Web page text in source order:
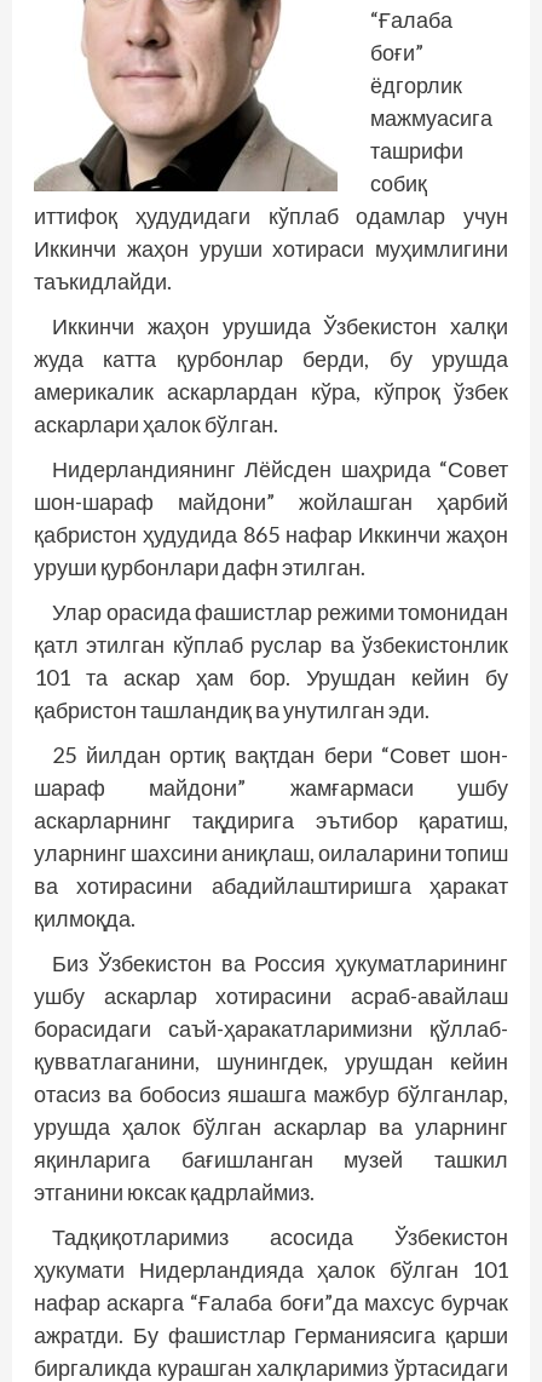
“Ғалаба
боғи”
ёдгорлик
маж­муасига
ташрифи
собиқ
иттифоқ ҳудудидаги кўп­лаб одамлар учун
Иккинчи жаҳон уруши хотираси муҳимлигини
таъкидлайди.
Иккинчи жаҳон урушида Ўзбекистон халқи
жуда катта қурбонлар берди, бу урушда
америкалик аскарлардан кўра, кўпроқ ўзбек
аскарлари ҳалок бўлган.
Нидерландиянинг Лёйсден шаҳрида “Совет
шон-шараф майдони” жойлашган ҳарбий
қабристон ҳудудида 865 нафар Иккинчи жаҳон
уруши қурбонлари дафн этилган.
Улар орасида фашистлар режими томонидан
қатл этилган кўп­лаб руслар ва ўзбекистонлик
101 та аскар ҳам бор. Урушдан кейин бу
қабристон ташландиқ ва унутилган эди.
25 йилдан ортиқ вақтдан бери “Совет шон-
шараф майдони” жамғармаси ушбу
аскарларнинг тақдирига эътибор қаратиш,
уларнинг шахсини аниқлаш, оилаларини топиш
ва хотирасини абадийлаштиришга ҳаракат
қилмоқда.
Биз Ўзбекистон ва Россия ҳукуматларининг
ушбу аскарлар хотирасини асраб-авайлаш
борасидаги саъй-ҳаракатларимизни қўллаб-
қувватлаганини, шунингдек, урушдан кейин
отасиз ва бобосиз яшашга мажбур бўлганлар,
урушда ҳалок бўлган аскарлар ва уларнинг
яқинларига бағишланган музей ташкил
этганини юксак қадрлаймиз.
Тадқиқотларимиз асосида Ўзбекистон
ҳукумати Нидерландияда ҳалок бўлган 101
нафар аскарга “Ғалаба боғи”да махсус бурчак
ажратди. Бу фашист­лар Германиясига қарши
биргаликда курашган халқларимиз ўртасидаги